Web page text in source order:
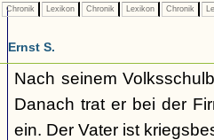
Chronik Lexikon Chronik Lexikon Chronik
Ernst S.
Nach seinem
Danach trat er bei der
ein. Der Vater ist